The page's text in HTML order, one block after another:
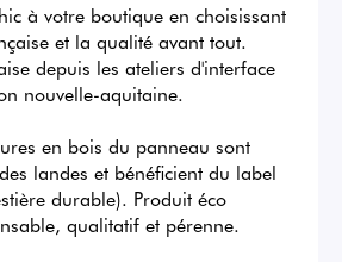
à votre boutique en choisissant
et la qualité avant tout.
depuis les ateliers d'interface
nouvelle-aquitaine.
en bois du panneau sont
landes et bénéficient du label
durable). Produit éco
qualitatif et pérenne.